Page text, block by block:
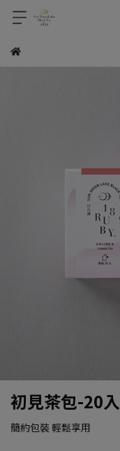
初見茶包-20入
簡約包裝 輕鬆享用